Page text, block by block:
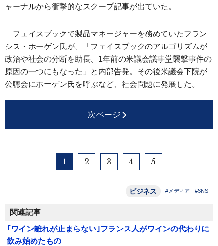
ャーナルから衝撃的なスクープ記事が出ていた。
フェイスブックで製品マネージャーを務めていたフラン
シス・ホーゲン氏が、「フェイスブックのアルゴリズムが
政治や社会の分断を助長、1年前の米議会議事堂襲撃事件の
原因の一つにもなった」と内部告発。その後米議会下院が
公聴会にホーゲン氏を呼ぶなど、社会問題に発展した。
次ページ
1 2 3 4 5
ビジネス #メディア #SNS
関連記事
｢ワイン離れが止まらない｣フランス人がワインの代わりに
飲み始めたもの